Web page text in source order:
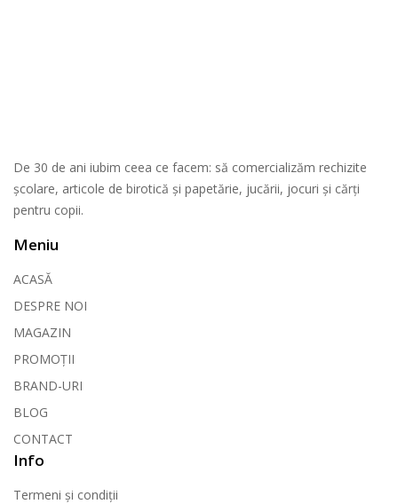
De 30 de ani iubim ceea ce facem: să comercializăm rechizite
școlare, articole de birotică și papetărie, jucării, jocuri și cărți
pentru copii.
Meniu
ACASĂ
DESPRE NOI
MAGAZIN
PROMOȚII
BRAND-URI
BLOG
CONTACT
Info
Termeni și condiții